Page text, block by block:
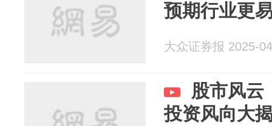
预期行业更
大众证券报 2025-
股市风云
投资风向大